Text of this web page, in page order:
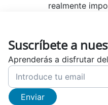
realmente
Suscríbete a
Aprenderás a disfrutar
Enviar